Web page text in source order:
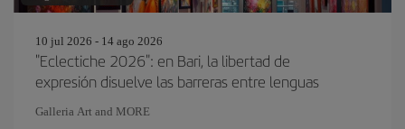
10 jul 2026 - 14 ago 2026
"Eclectiche 2026": en Bari, la libertad de
expresión disuelve las barreras entre lenguas
Galleria Art and MORE